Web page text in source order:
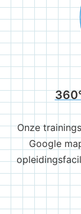
Onze
Google